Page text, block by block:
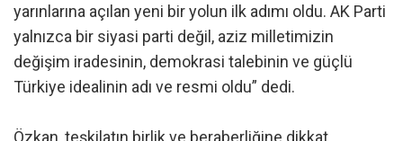
yarınlarına açılan yeni bir yolun ilk adımı oldu. AK Parti
yalnızca bir siyasi parti değil, aziz milletimizin
değişim iradesinin, demokrasi talebinin ve güçlü
Türkiye idealinin adı ve resmi oldu” dedi.
Özkan, teşkilatın birlik ve beraberliğine dikkat